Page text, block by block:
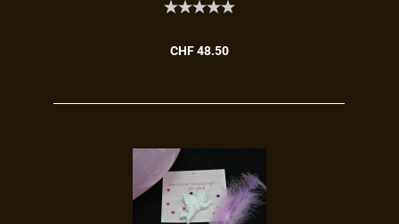
CHF 48.50